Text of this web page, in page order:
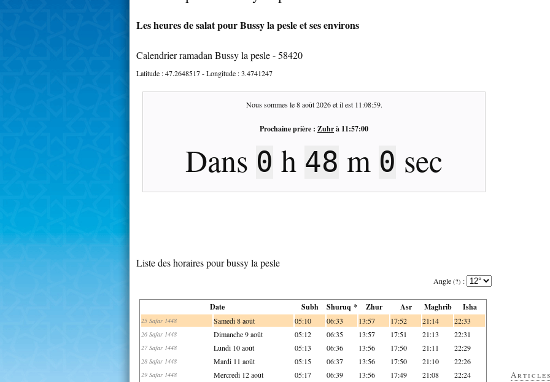
Les heures de salat pour Bussy la pesle et ses environs
Calendrier ramadan Bussy la pesle - 58420
Latitude :47.2648517- Longitude :3.4741247
Nous sommes le8 août 2026et il est 11:09:00.
Prochaine prière : Zuhrà 11:57:00
Dans 0h47m59 sec
Liste des horaires pour bussy la pesle
Angle (?) :
Date Subh Shuruq * Zhur Asr Maghrib Isha
25 Safar 1448 Samedi 8 août 05:10 06:33 13:57 17:52 21:14 22:33
26 Safar 1448 Dimanche 9 août 05:12 06:35 13:57 17:51 21:13 22:31
27 Safar 1448 Lundi 10 août 05:13 06:36 13:56 17:50 21:11 22:29
28 Safar 1448 Mardi 11 août 05:15 06:37 13:56 17:50 21:10 22:26
29 Safar 1448 Mercredi 12 août 05:17 06:39 13:56 17:49 21:08 22:24